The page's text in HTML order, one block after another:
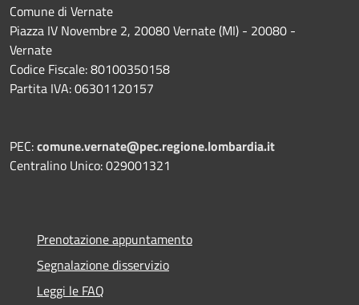
Comune di Vernate
Piazza IV Novembre 2, 20080 Vernate (MI) - 20080 -
Vernate
Codice Fiscale: 80100350158
Partita IVA: 06301120157
PEC:comune.vernate@pec.regione.lombardia.it
Centralino Unico: 029001321
Prenotazione appuntamento
Segnalazione disservizio
Leggi le FAQ